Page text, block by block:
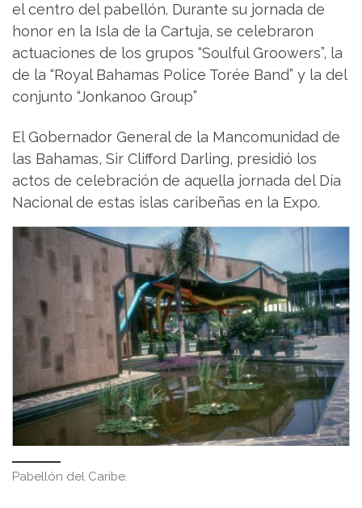
el centro del pabellón. Durante su jornada de
honor en la Isla de la Cartuja, se celebraron
actuaciones de los grupos “Soulful Groowers”, la
de la “Royal Bahamas Police Torée Band” y la del
conjunto “Jonkanoo Group”
El Gobernador General de la Mancomunidad de
las Bahamas, Sir Clifford Darling, presidió los
actos de celebración de aquella jornada del Día
Nacional de estas islas caribeñas en la Expo.
Pabellón del Caribe.